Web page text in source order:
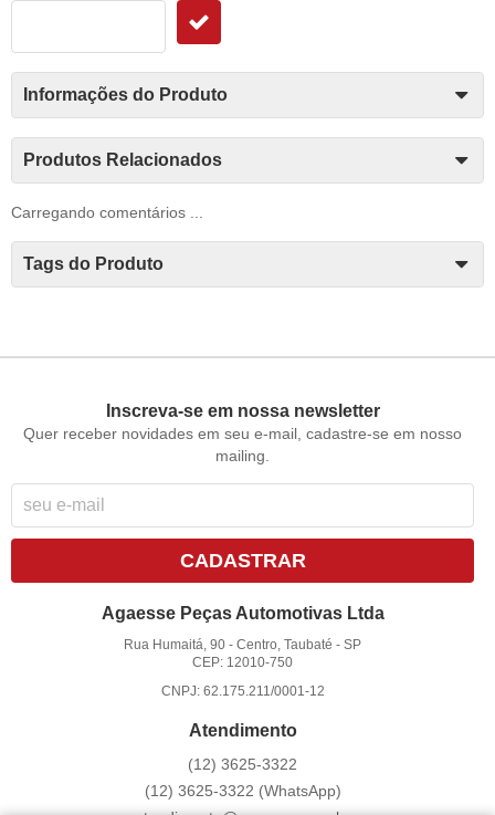
Informações do Produto
Produtos Relacionados
Carregando comentários ...
Tags do Produto
Inscreva-se em nossa newsletter
Quer receber novidades em seu e-mail, cadastre-se em nosso
mailing.
CADASTRAR
Agaesse Peças Automotivas Ltda
Rua Humaitá, 90 -Centro, Taubaté -SP
CEP: 12010-750
CNPJ: 62.175.211/0001-12
Atendimento
(12) 3625-3322
(12) 3625-3322 (WhatsApp)